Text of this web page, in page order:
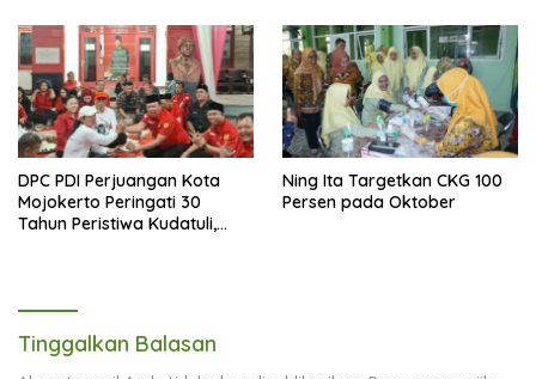
DPC PDI Perjuangan Kota
Mojokerto Peringati 30
Tahun Peristiwa Kudatuli,
Ning Ita Targetkan CKG 100
Persen pada Oktober
Tinggalkan Balasan